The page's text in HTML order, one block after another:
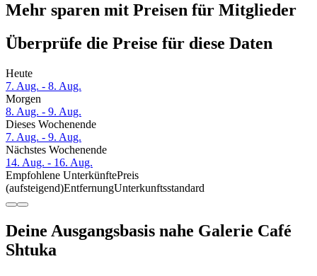
Mehr sparen mit Preisen für Mitglieder
Überprüfe die Preise für diese Daten
Heute
7. Aug. - 8. Aug.
Morgen
8. Aug. - 9. Aug.
Dieses Wochenende
7. Aug. - 9. Aug.
Nächstes Wochenende
14. Aug. - 16. Aug.
Empfohlene UnterkünftePreis
(aufsteigend)EntfernungUnterkunftsstandard
Deine Ausgangsbasis nahe Galerie Café
Shtuka